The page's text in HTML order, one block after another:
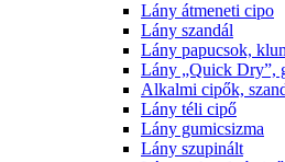
Lány átmeneti cipo
Lány szandál
Lány papucsok,
Lány „Quick Dry”,
Alkalmi cipők,
Lány téli cipő
Lány gumicsizma
Lány szupinált